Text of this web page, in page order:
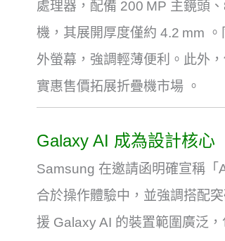
處理器，配備 200 MP 主鏡頭
機，其展開厚度僅約 4.2 mm
外螢幕，強調輕薄便利 。 此外
實惠售價拓展折疊機市場 。
Galaxy AI 成為設計核心
Samsung 在邀請函明確宣稱「
合於操作體驗中，並強調搭配
援 Galaxy AI 的裝置範圍廣泛